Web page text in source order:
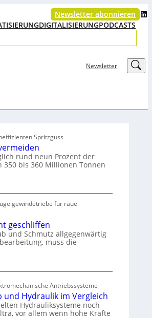
Newsletter abonnieren LinkedIn
DIGITALISIERUNGPODCASTS
Newsletter LinkedIn
Spritzguss
rund neun Prozent der
bis 360 Millionen Tonnen
für raue
geschliffen
und Schmutz allgegenwärtig
muss die
Antriebssysteme
und Hydraulik im Vergleich
Hydrauliksysteme noch
vor allem wenn hohe Kräfte